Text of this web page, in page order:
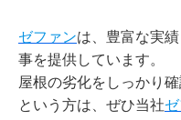
ゼファンは、豊富な実
事を提供しています。
屋根の劣化をしっかり
という方は、ぜひ当社